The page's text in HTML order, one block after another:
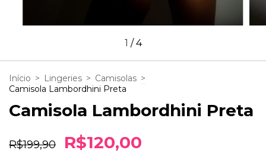
1 /4
Início > Lingeries > Camisolas >
Camisola Lambordhini Preta
Camisola Lambordhini Preta
R$199,90 R$120,00